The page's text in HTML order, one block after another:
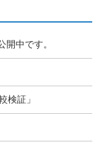
中です。
検証」